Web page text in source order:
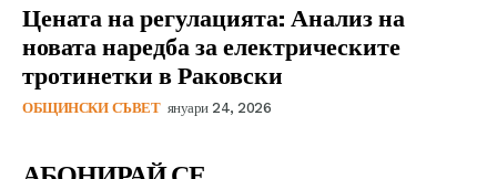
Цената на регулацията: Анализ на
новата наредба за електрическите
тротинетки в Раковски
ОБЩИНСКИ СЪВЕТ януари 24, 2026